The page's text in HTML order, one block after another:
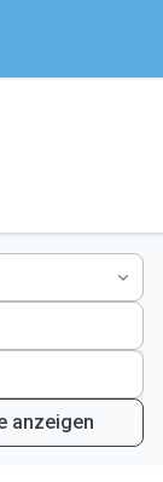
anzeigen